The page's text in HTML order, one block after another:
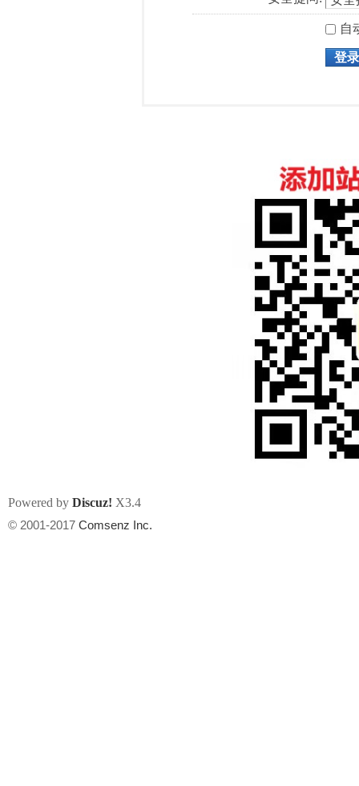
自
登录
Powered by Discuz! X3.4
© 2001-2017 Comsenz Inc.